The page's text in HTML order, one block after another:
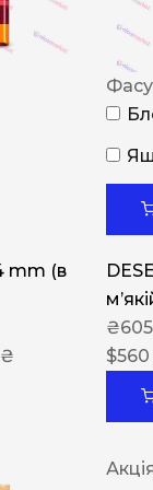
mm (в
₴605
$560